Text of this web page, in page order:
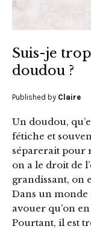
Suis-je
doudou ?
Published by Claire
Un doudou,
fétiche et
séparerait pour
on a le droit de
grandissant, on
Dans un monde
avouer qu’on
Pourtant, il est